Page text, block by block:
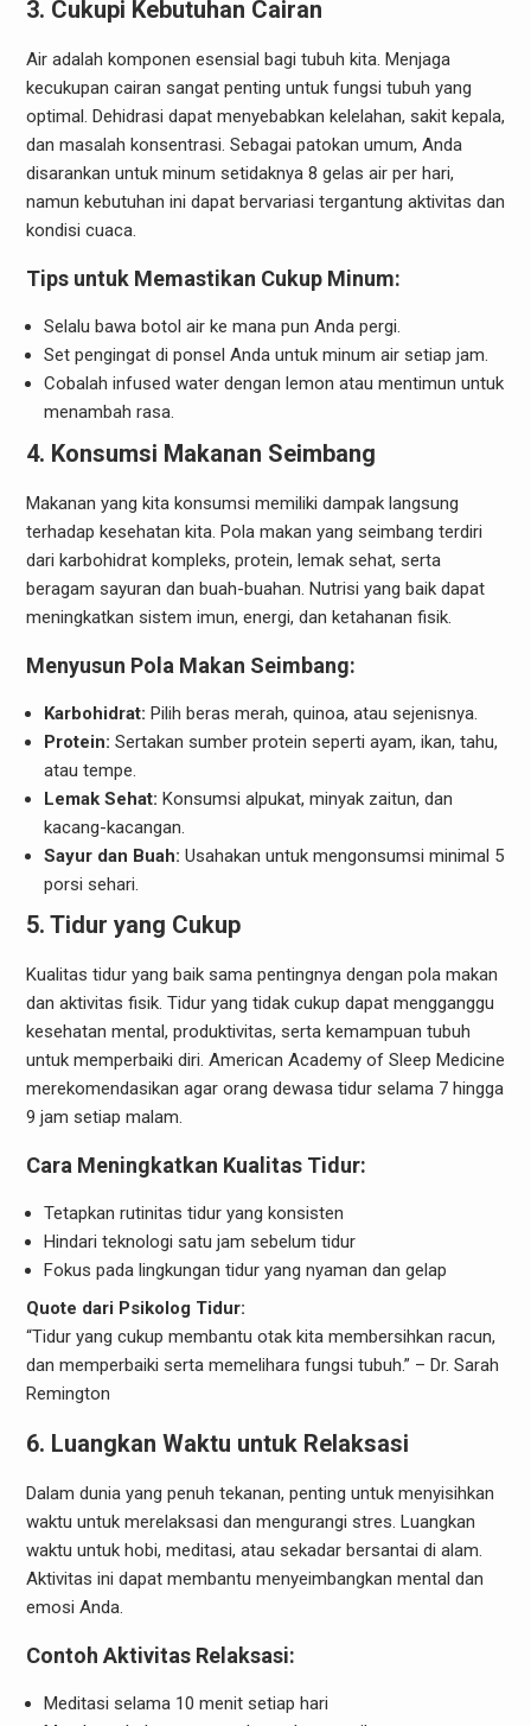
3. Cukupi Kebutuhan Cairan
Air adalah komponen esensial bagi tubuh kita. Menjaga
kecukupan cairan sangat penting untuk fungsi tubuh yang
optimal. Dehidrasi dapat menyebabkan kelelahan, sakit kepala,
dan masalah konsentrasi. Sebagai patokan umum, Anda
disarankan untuk minum setidaknya 8 gelas air per hari,
namun kebutuhan ini dapat bervariasi tergantung aktivitas dan
kondisi cuaca.
Tips untuk Memastikan Cukup Minum:
Selalu bawa botol air ke mana pun Anda pergi.
Set pengingat di ponsel Anda untuk minum air setiap jam.
Cobalah infused water dengan lemon atau mentimun untuk
menambah rasa.
4. Konsumsi Makanan Seimbang
Makanan yang kita konsumsi memiliki dampak langsung
terhadap kesehatan kita. Pola makan yang seimbang terdiri
dari karbohidrat kompleks, protein, lemak sehat, serta
beragam sayuran dan buah-buahan. Nutrisi yang baik dapat
meningkatkan sistem imun, energi, dan ketahanan fisik.
Menyusun Pola Makan Seimbang:
Karbohidrat: Pilih beras merah, quinoa, atau sejenisnya.
Protein: Sertakan sumber protein seperti ayam, ikan, tahu,
atau tempe.
Lemak Sehat: Konsumsi alpukat, minyak zaitun, dan
kacang-kacangan.
Sayur dan Buah: Usahakan untuk mengonsumsi minimal 5
porsi sehari.
5. Tidur yang Cukup
Kualitas tidur yang baik sama pentingnya dengan pola makan
dan aktivitas fisik. Tidur yang tidak cukup dapat mengganggu
kesehatan mental, produktivitas, serta kemampuan tubuh
untuk memperbaiki diri. American Academy of Sleep Medicine
merekomendasikan agar orang dewasa tidur selama 7 hingga
9 jam setiap malam.
Cara Meningkatkan Kualitas Tidur:
Tetapkan rutinitas tidur yang konsisten
Hindari teknologi satu jam sebelum tidur
Fokus pada lingkungan tidur yang nyaman dan gelap
Quote dari Psikolog Tidur:
“Tidur yang cukup membantu otak kita membersihkan racun,
dan memperbaiki serta memelihara fungsi tubuh.” – Dr. Sarah
Remington
6. Luangkan Waktu untuk Relaksasi
Dalam dunia yang penuh tekanan, penting untuk menyisihkan
waktu untuk merelaksasi dan mengurangi stres. Luangkan
waktu untuk hobi, meditasi, atau sekadar bersantai di alam.
Aktivitas ini dapat membantu menyeimbangkan mental dan
emosi Anda.
Contoh Aktivitas Relaksasi:
Meditasi selama 10 menit setiap hari